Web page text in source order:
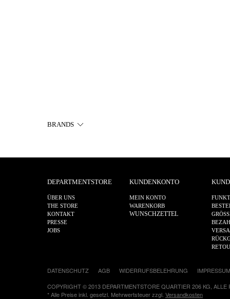
BRANDS
DEPARTMENTSTORE
ÜBER UNS
THE STORE
KONTAKT
PRESSE
JOBS
KUNDENKONTO
MEIN KONTO
WARENKORB
WUNSCHZETTEL
DATENSCHUTZ AGB WIDERRUFSBELEHRUNG
IMPRESSUM
COPYRIGHT © 2013 DEPARTMENTSTORE QUARTIER 206 KG, ALLE
* Alle Preise inkl. gesetzl. Mehrwertsteuer zzgl. Versandkosten